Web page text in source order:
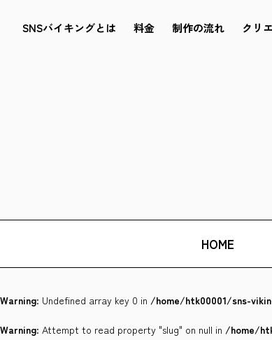
SNSバイキングとは 料金 制作の流れ クリ
HOME
Warning: Undefined array key 0 in /home/htk00001/sns-
Warning: Attempt to read property "slug" on null in /home/